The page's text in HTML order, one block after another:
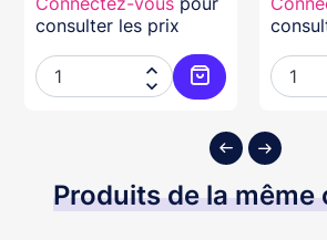
au panier
consulter les prix


Ajouter au
Produits de la même